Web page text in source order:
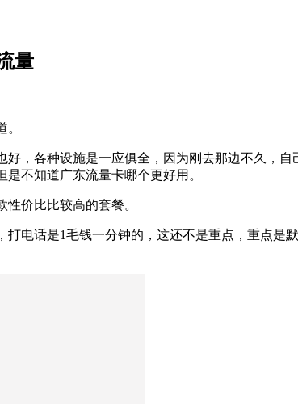
量
，各种设施是一应俱全，因为刚去那边不久，
不知道广东流量卡哪个更好用。
价比比较高的套餐。
电话是1毛钱一分钟的，这还不是重点，重点是